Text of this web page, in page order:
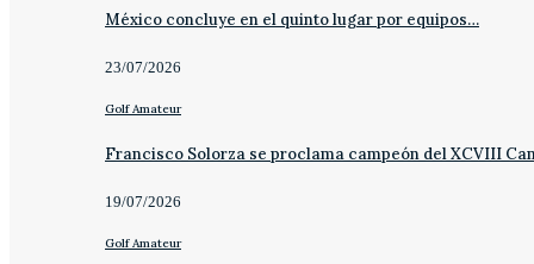
México concluye en el quinto lugar por equipos…
23/07/2026
Golf Amateur
Francisco Solorza se proclama campeón del XCVIII
19/07/2026
Golf Amateur